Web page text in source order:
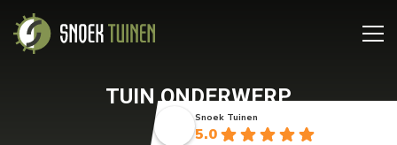
TUIN ONDERWERP
Snoek Tuinen
5.0